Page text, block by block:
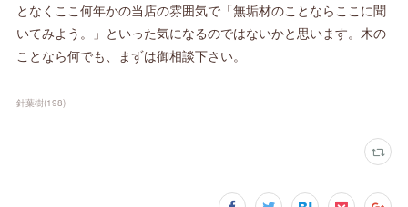
となくここ何年かの当店の雰囲気で「無垢材のことならここに聞
いてみよう。」といった気になるのではないかと思います。木の
ことなら何でも、まずは御相談下さい。
針葉樹(198)